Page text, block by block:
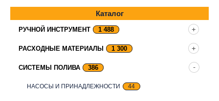
Каталог
РУЧНОЙ ИНСТРУМЕНТ 1 488
РАСХОДНЫЕ МАТЕРИАЛЫ 1 300
СИСТЕМЫ ПОЛИВА 386
НАСОСЫ И ПРИНАДЛЕЖНОСТИ 44